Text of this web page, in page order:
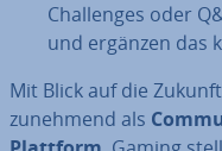
Chal­lenges oder
und ergänzen das
Mit Blick auf die
zunehmend als